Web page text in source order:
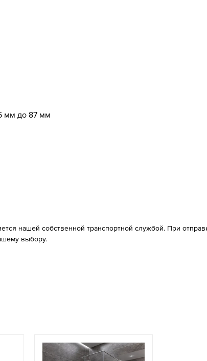
мм до 87 мм
нашей собственной транспортной службой. При
выбору.